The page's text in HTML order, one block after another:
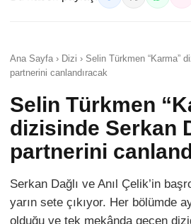
Ana Sayfa › Dizi › Selin Türkmen “Karma”
partnerini canlandıracak
Selin Türkmen
dizisinde Serkan
partnerini
Serkan Dağlı ve Anıl Çelik’in
yarın sete çıkıyor. Her bölümde
olduğu ve tek mekânda geçen